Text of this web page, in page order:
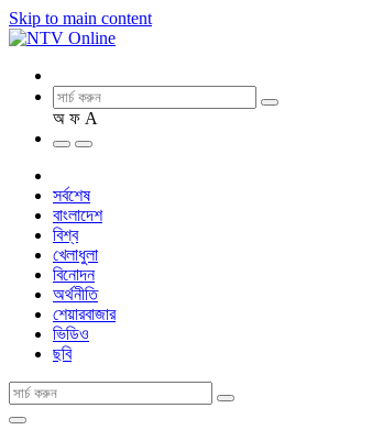
Skip to main content
অ ফ A
সর্বশেষ
বাংলাদেশ
বিশ্ব
খেলাধুলা
বিনোদন
অর্থনীতি
শেয়ারবাজার
ভিডিও
ছবি